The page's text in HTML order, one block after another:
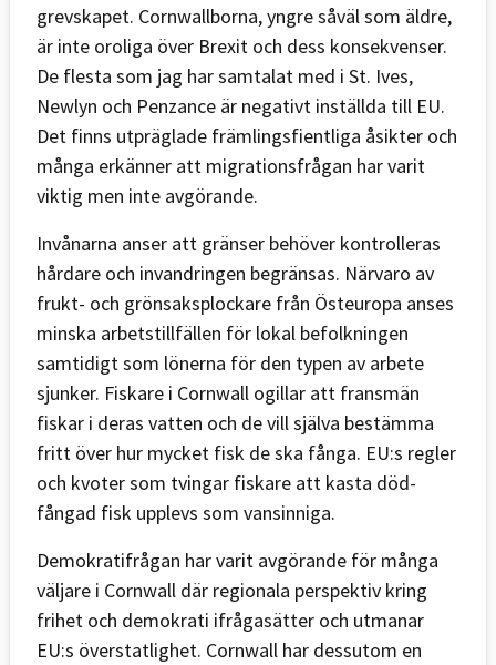
grevskapet. Cornwallborna, yngre såväl som äldre,
är inte oroliga över Brexit och dess konsekvenser.
De flesta som jag har samtalat med i St. Ives,
Newlyn och Penzance är negativt inställda till EU.
Det finns utpräglade främlingsfientliga åsikter och
många erkänner att migrationsfrågan har varit
viktig men inte avgörande.
Invånarna anser att gränser behöver kontrolleras
hårdare och invandringen begränsas. Närvaro av
frukt- och grönsaksplockare från Östeuropa anses
minska arbetstillfällen för lokal befolkningen
samtidigt som lönerna för den typen av arbete
sjunker. Fiskare i Cornwall ogillar att fransmän
fiskar i deras vatten och de vill själva bestämma
fritt över hur mycket fisk de ska fånga. EU:s regler
och kvoter som tvingar fiskare att kasta död-
fångad fisk upplevs som vansinniga.
Demokratifrågan har varit avgörande för många
väljare i Cornwall där regionala perspektiv kring
frihet och demokrati ifrågasätter och utmanar
EU:s överstatlighet. Cornwall har dessutom en